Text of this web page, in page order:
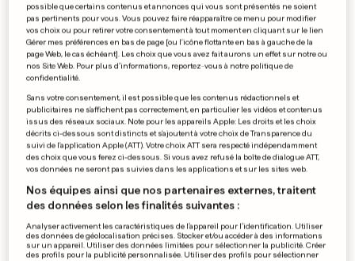
Buffon voudrait éviter les
Anglais
0 0
possible que certains contenus et annonces qui vous sont présentés ne soient
pas pertinents pour vous. Vous pouvez faire réapparaître ce menu pour modifier
vos choix ou pour retirer votre consentement à tout moment en cliquant sur le lien
Gérer mes préférences en bas de page [ou l'icône flottante en bas à gauche de la
page Web, le cas échéant]. Les choix que vous avez fait aurons un effet sur notre ou
nos Site Web. Pour plus d’informations, reportez-vous à notre politique de
confidentialité.
Sans votre consentement, il est possible que les contenus rédactionnels et
publicitaires ne s'affichent pas correctement, en particulier les vidéos et contenus
issus des réseaux sociaux. Note pour les appareils Apple: Les droits et les choix
décrits ci-dessous sont distincts et s'ajoutent à votre choix de Transparence du
suivi de l'application Apple (ATT). Votre choix ATT sera respecté indépendamment
des choix que vous ferez ci-dessous. Si vous avez refusé la boîte de dialogue ATT,
vos données ne seront pas suivies dans les applications et sur les sites web.
Nos équipes ainsi que nos partenaires externes, traitent
des données selon les finalités suivantes :
Analyser activement les caractéristiques de l’appareil pour l’identification. Utiliser
des données de géolocalisation précises. Stocker et/ou accéder à des informations
sur un appareil. Utiliser des données limitées pour sélectionner la publicité. Créer
des profils pour la publicité personnalisée. Utiliser des profils pour sélectionner